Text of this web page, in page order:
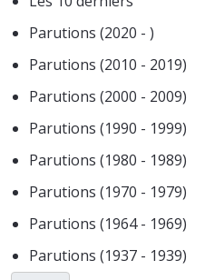
Parutions (2020 - )
Parutions (2010 - 2019)
Parutions (2000 - 2009)
Parutions (1990 - 1999)
Parutions (1980 - 1989)
Parutions (1970 - 1979)
Parutions (1964 - 1969)
Parutions (1937 - 1939)